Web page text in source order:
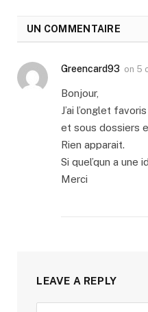
UN COMMENTAIRE
Greencard93 on 5
Bonjour,
J’ai l’onglet
et sous dossiers
Rien apparait.
Si quel’qun a une
Merci
LEAVE A REPLY